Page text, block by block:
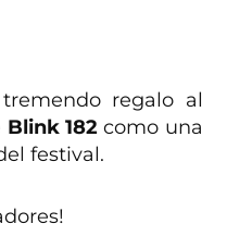
regalo al
Blink 182como una
festival.